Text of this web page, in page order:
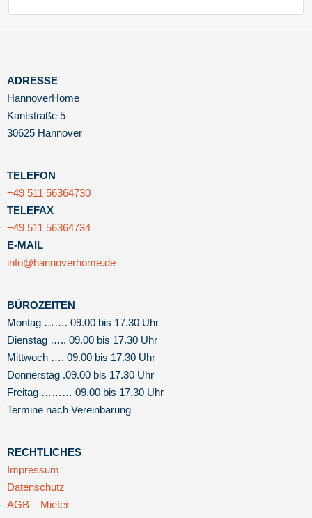
ADRESSE
HannoverHome
Kantstraße 5
30625 Hannover
TELEFON
+49 511 56364730
TELEFAX
+49 511 56364734
E-MAIL
info@hannoverhome.de
BÜROZEITEN
Montag ……. 09.00 bis 17.30 Uhr
Dienstag ….. 09.00 bis 17.30 Uhr
Mittwoch …. 09.00 bis 17.30 Uhr
Donnerstag .09.00 bis 17.30 Uhr
Freitag ……… 09.00 bis 17.30 Uhr
Termine nach Vereinbarung
RECHTLICHES
Impressum
Datenschutz
AGB – Mieter